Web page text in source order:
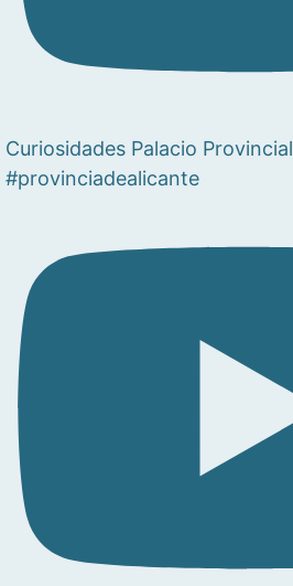
Curiosidades Palacio Provincial
#provinciadealicante